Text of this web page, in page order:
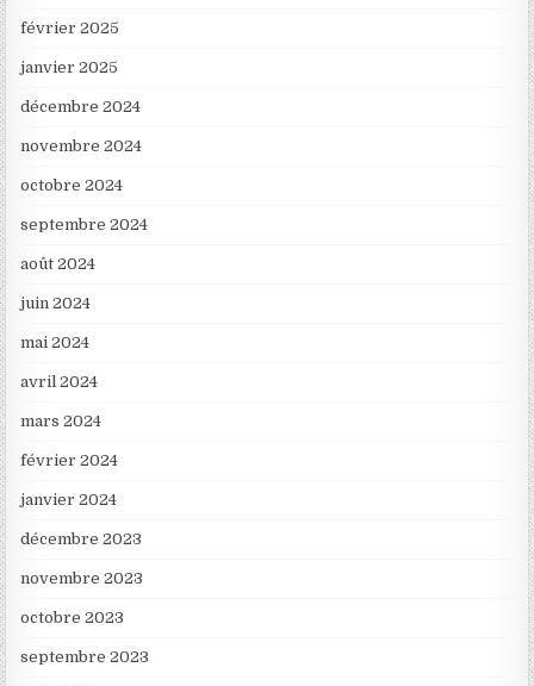
février 2025
janvier 2025
décembre 2024
novembre 2024
octobre 2024
septembre 2024
août 2024
juin 2024
mai 2024
avril 2024
mars 2024
février 2024
janvier 2024
décembre 2023
novembre 2023
octobre 2023
septembre 2023